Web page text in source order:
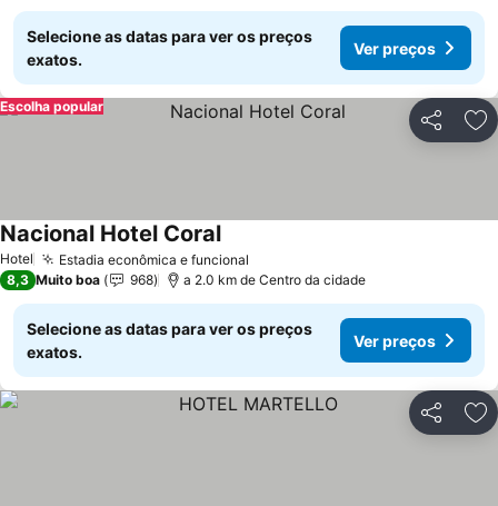
Selecione as datas para ver os preços
exatos.
Ver preços
Partilhar
Escolha popular
Hotel Estadia econômica e funcional
Nacional Hotel Coral
8,3 Muito boa 968 a 2.0 km de Centro da cidade
Selecione as datas para ver os preços
exatos.
Ver preços
Partilhar